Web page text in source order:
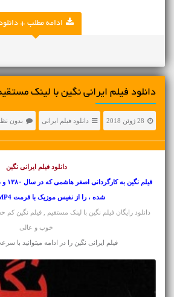
ادامه مطلب +
دانلود فیلم ایرانی نگین با لینک
28 ژوئن 2018 دانلود فیلم ایرانی بدون
دانلود فیلم ایرانی نگین
فیلم نگین به کارگردانی اصغر هاشمی که در سال ۱۳۸۰ و در ژانر
شده ، را از نفیس موزیک با فرمت MP4 دانلود کنید
خوب و عالی
فیلم ایرانی نگین را در ادامه میتوانید با سرعت